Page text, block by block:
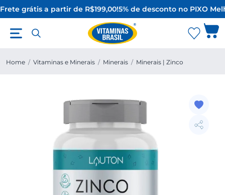
grátis a partir de R$199,00!5% de desconto no PIXO
Home / Vitaminas e Minerais / Minerais / Minerais | Zinco